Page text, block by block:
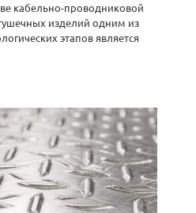
кабельно-проводниковой
изделий одним из
этапов является